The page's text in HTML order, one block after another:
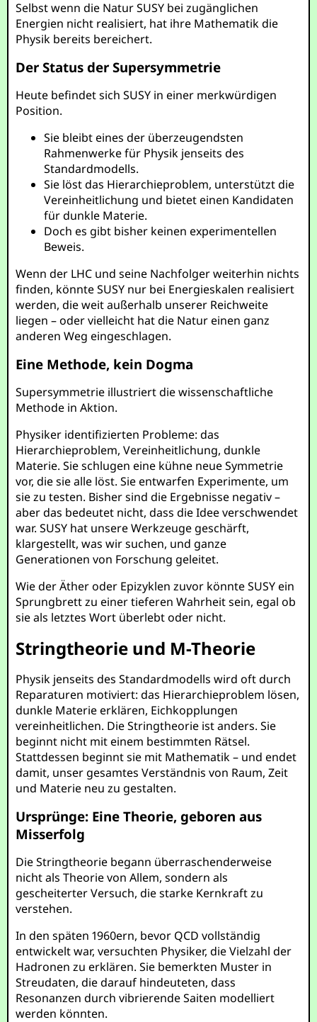
Selbst wenn die Natur SUSY bei zugänglichen
Energien nicht realisiert, hat ihre Mathematik die
Physik bereits bereichert.
Der Status der Supersymmetrie
Heute befindet sich SUSY in einer merkwürdigen
Position.
Sie bleibt eines der überzeugendsten
Rahmenwerke für Physik jenseits des
Standardmodells.
Sie löst das Hierarchieproblem, unterstützt die
Vereinheitlichung und bietet einen Kandidaten
für dunkle Materie.
Doch es gibt bisher keinen experimentellen
Beweis.
Wenn der LHC und seine Nachfolger weiterhin nichts
finden, könnte SUSY nur bei Energieskalen realisiert
werden, die weit außerhalb unserer Reichweite
liegen – oder vielleicht hat die Natur einen ganz
anderen Weg eingeschlagen.
Eine Methode, kein Dogma
Supersymmetrie illustriert die wissenschaftliche
Methode in Aktion.
Physiker identifizierten Probleme: das
Hierarchieproblem, Vereinheitlichung, dunkle
Materie. Sie schlugen eine kühne neue Symmetrie
vor, die sie alle löst. Sie entwarfen Experimente, um
sie zu testen. Bisher sind die Ergebnisse negativ –
aber das bedeutet nicht, dass die Idee verschwendet
war. SUSY hat unsere Werkzeuge geschärft,
klargestellt, was wir suchen, und ganze
Generationen von Forschung geleitet.
Wie der Äther oder Epizyklen zuvor könnte SUSY ein
Sprungbrett zu einer tieferen Wahrheit sein, egal ob
sie als letztes Wort überlebt oder nicht.
Stringtheorie und M-Theorie
Physik jenseits des Standardmodells wird oft durch
Reparaturen motiviert: das Hierarchieproblem lösen,
dunkle Materie erklären, Eichkopplungen
vereinheitlichen. Die Stringtheorie ist anders. Sie
beginnt nicht mit einem bestimmten Rätsel.
Stattdessen beginnt sie mit Mathematik – und endet
damit, unser gesamtes Verständnis von Raum, Zeit
und Materie neu zu gestalten.
Ursprünge: Eine Theorie, geboren aus
Misserfolg
Die Stringtheorie begann überraschenderweise
nicht als Theorie von Allem, sondern als
gescheiterter Versuch, die starke Kernkraft zu
verstehen.
In den späten 1960ern, bevor QCD vollständig
entwickelt war, versuchten Physiker, die Vielzahl der
Hadronen zu erklären. Sie bemerkten Muster in
Streudaten, die darauf hindeuteten, dass
Resonanzen durch vibrierende Saiten modelliert
werden könnten.